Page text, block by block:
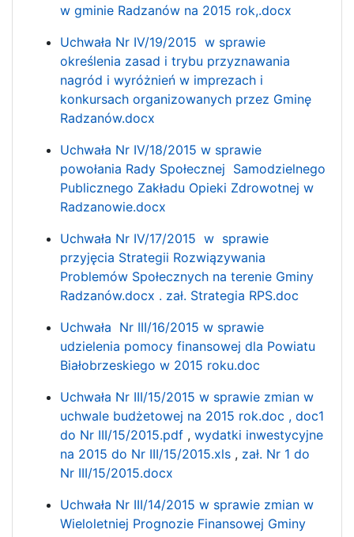
w gminie Radzanów na 2015 rok,.docx
Uchwała Nr IV/19/2015 w sprawie
określenia zasad i trybu przyznawania
nagród i wyróżnień w imprezach i
konkursach organizowanych przez Gminę
Radzanów.docx
Uchwała Nr IV/18/2015 w sprawie
powołania Rady Społecznej Samodzielnego
Publicznego Zakładu Opieki Zdrowotnej w
Radzanowie.docx
Uchwała Nr IV/17/2015 w sprawie
przyjęcia Strategii Rozwiązywania
Problemów Społecznych na terenie Gminy
Radzanów.docx . zał. Strategia RPS.doc
Uchwała Nr III/16/2015 w sprawie
udzielenia pomocy finansowej dla Powiatu
Białobrzeskiego w 2015 roku.doc
Uchwała Nr III/15/2015 w sprawie zmian w
uchwale budżetowej na 2015 rok.doc , doc1
do Nr III/15/2015.pdf , wydatki inwestycyjne
na 2015 do Nr III/15/2015.xls , zał. Nr 1 do
Nr III/15/2015.docx
Uchwała Nr III/14/2015 w sprawie zmian w
Wieloletniej Prognozie Finansowej Gminy